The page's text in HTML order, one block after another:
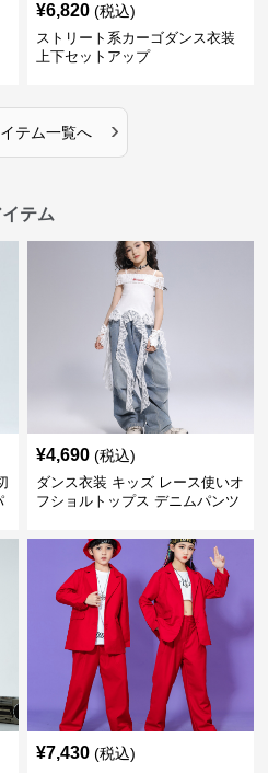
¥6,820 (税込)
ストリート系カーゴダンス衣装
上下セットアップ
テム一覧へ ›
テム
¥4,690 (税込)
ダンス衣装 キッズ レース使いオ
フショルトップス デニムパンツ
¥7,430 (税込)